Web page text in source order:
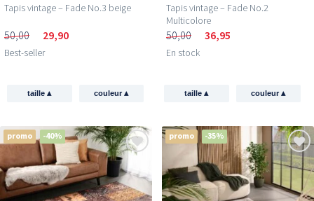
Tapis vintage – Fade No.3 beige
50,00 29,90
Best-seller
taille▴ couleur▴
Tapis vintage – Fade No.2
Multicolore
50,00 36,95
En stock
taille▴ couleur▴
promo -40% promo -35%